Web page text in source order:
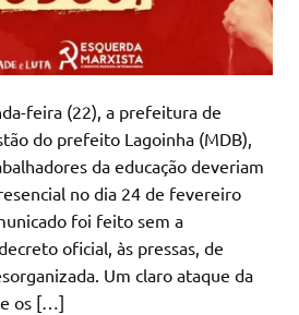
feira (22), a prefeitura de
do prefeito Lagoinha (MDB),
da educação deveriam
no dia 24 de fevereiro
foi feito sem a
oficial, às pressas, de
Um claro ataque da
os […]